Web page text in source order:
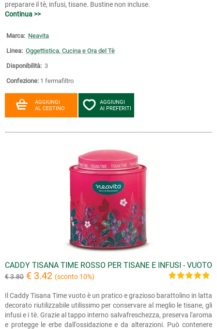
preparare il tè, infusi, tisane. Bustine non incluse.
Continua >>
Marca: Neavita
Linea: Oggettistica, Cucina e Ora del Tè
Disponibilità: 3
Confezione: 1 fermafiltro
AGGIUNGI
AL CESTINO
AGGIUNGI
AI PREFERITI
CADDY TISANA TIME ROSSO PER TISANE E INFUSI - VUOTO
€ 3.80 € 3.42 (sconto 10%)
Il Caddy Tisana Time vuoto è un pratico e grazioso barattolino in latta
decorato riutilizzabile utilissimo per conservare al meglio le tisane, gli
infusi e i tè. Grazie al tappo interno salvafreschezza, preserva l'aroma
e protegge le erbe dall'ossidazione e da alterazioni. Può contenere